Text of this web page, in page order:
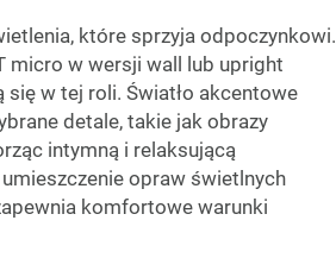
które sprzyja odpoczynkowi.
micro w wersji wall lub upright
w tej roli. Światło akcentowe
detale, takie jak obrazy
intymną i relaksującą
opraw świetlnych
komfortowe warunki